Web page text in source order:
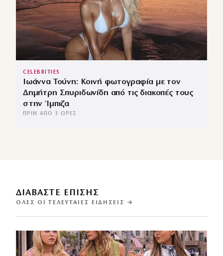
CELEBRITIES
Ιωάννα Τούνη: Κοινή φωτογραφία με τον
Δημήτρη Σπυριδωνίδη από τις διακοπές τους
στην Ίμπιζα
ΠΡΙΝ ΑΠΌ 3 ΏΡΕΣ
ΔΙΑΒΑΣΤΕ ΕΠΙΣΗΣ
ΌΛΕΣ ΟΙ ΤΕΛΕΥΤΑΊΕΣ ΕΙΔΉΣΕΙΣ →